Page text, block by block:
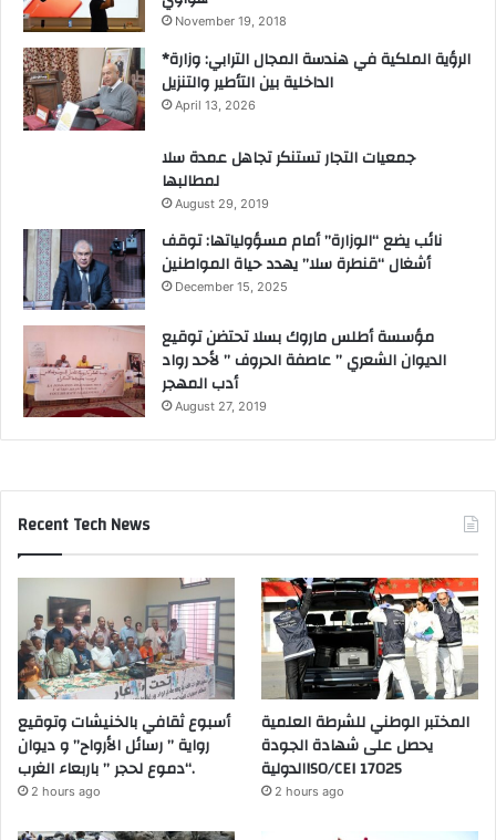
November 19, 2018
*الرؤية الملكية في هندسة المجال الترابي: وزارة
الداخلية بين التأطير والتنزيل
April 13, 2026
جمعيات التجار تستنكر تجاهل عمدة سلا
لمطالبها
August 29, 2019
نائب يضع “الوزارة” أمام مسؤولياتها: توقف
أشغال “قنطرة سلا” يهدد حياة المواطنين
December 15, 2025
مؤسسة أطلس ماروك بسلا تحتضن توقيع
الديوان الشعري ” عاصفة الحروف ” لأحد رواد
أدب المهجر
August 27, 2019
Recent Tech News
أسبوع ثقافي بالخنيشات وتوقيع
رواية ” رسائل الأرواح” و ديوان
“دموع لحجر ” باربعاء الغرب.
2 hours ago
المختبر الوطني للشرطة العلمية
يحصل على شهادة الجودة
الدوليةISO/CEI 17025
2 hours ago